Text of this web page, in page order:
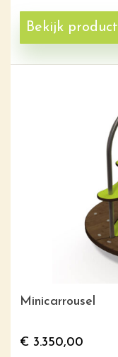
Bekijk product
Minicarrousel
€ 3.350,00